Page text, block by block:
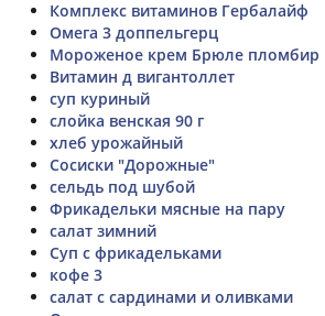
Комплекс витаминов Гербалайф
Омега 3 доппельгерц
Мороженое крем Брюле пломбир
Витамин д вигантоллет
суп куриный
слойка венская 90 г
хлеб урожайный
Сосиски "Дорожные"
сельдь под шубой
Фрикадельки мясные на пару
салат зимний
Суп с фрикадельками
кофе 3
салат с сардинами и оливками